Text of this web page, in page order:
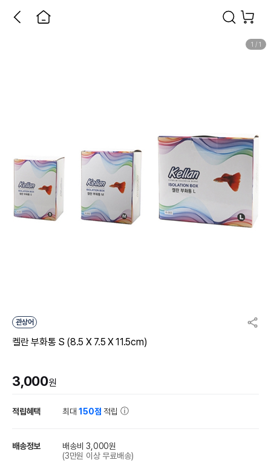
1 / 1
관상어
켈란 부화통 S (8.5 X 7.5 X 11.5cm)
3,000원
적립혜택 최대150점 적립
배송정보
배송비 3,000원
(3만원 이상 무료배송)